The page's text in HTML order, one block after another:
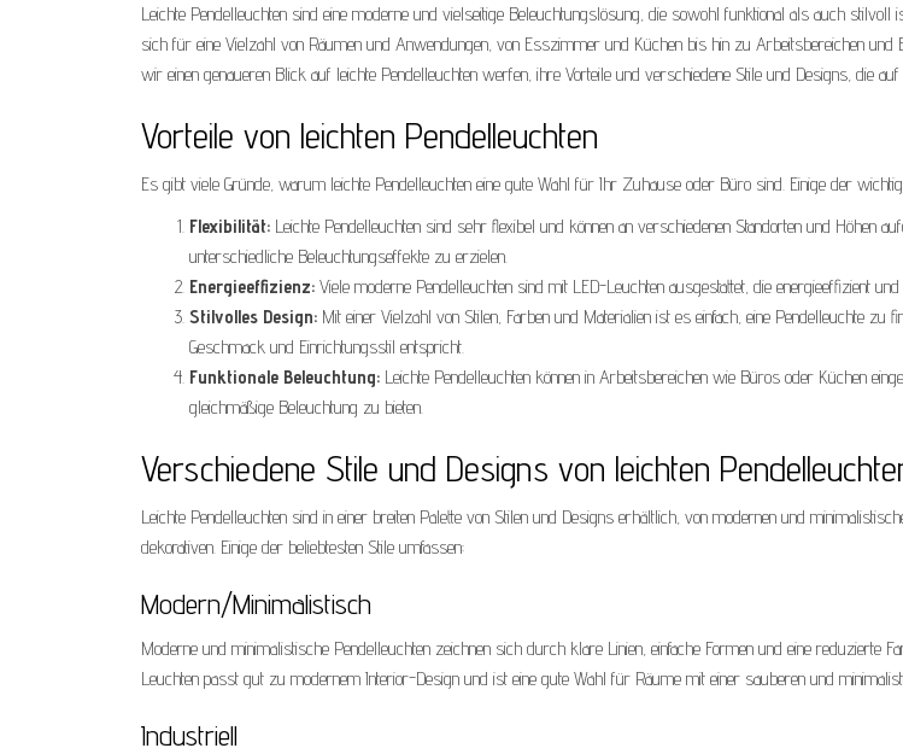
Leichte Pendelleuchten sind eine moderne und vielseitige Beleuchtungslösung, die sowohl funktional als auch stilvoll
sich für eine Vielzahl von Räumen und Anwendungen, von Esszimmer und Küchen bis hin zu Arbeitsbereichen
wir einen genaueren Blick auf leichte Pendelleuchten werfen, ihre Vorteile und verschiedene Stile und Designs, die
Vorteile von leichten Pendelleuchten
Es gibt viele Gründe, warum leichte Pendelleuchten eine gute Wahl für Ihr Zuhause oder Büro sind. Einige der
Flexibilität: Leichte Pendelleuchten sind sehr flexibel und können an verschiedenen Standorten und Höhen
unterschiedliche Beleuchtungseffekte zu erzielen.
Energieeffizienz: Viele moderne Pendelleuchten sind mit LED-Leuchten ausgestattet, die energieeffizient
Stilvolles Design: Mit einer Vielzahl von Stilen, Farben und Materialien ist es einfach, eine Pendelleuchte zu
Geschmack und Einrichtungsstil entspricht.
Funktionale Beleuchtung: Leichte Pendelleuchten können in Arbeitsbereichen wie Büros oder Küchen
gleichmäßige Beleuchtung zu bieten.
Verschiedene Stile und Designs von leichten
Leichte Pendelleuchten sind in einer breiten Palette von Stilen und Designs erhältlich, von modernen und
dekorativen. Einige der beliebtesten Stile umfassen:
Modern/Minimalistisch
Moderne und minimalistische Pendelleuchten zeichnen sich durch klare Linien, einfache Formen und eine reduzierte
Leuchten passt gut zu modernem Interior-Design und ist eine gute Wahl für Räume mit einer sauberen und
Industriell